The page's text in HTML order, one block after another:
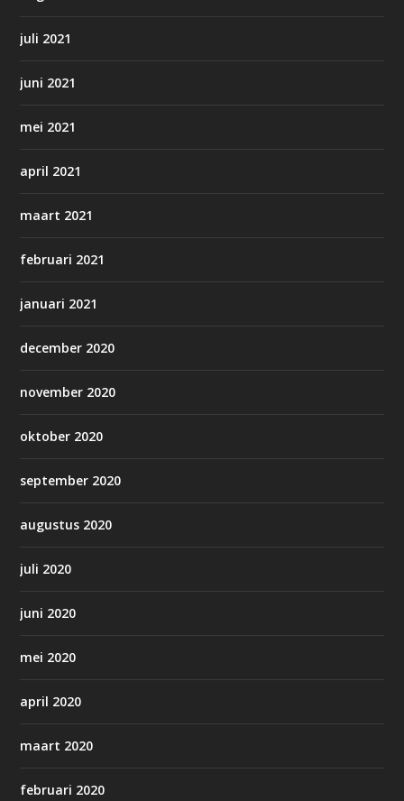
juli 2021
juni 2021
mei 2021
april 2021
maart 2021
februari 2021
januari 2021
december 2020
november 2020
oktober 2020
september 2020
augustus 2020
juli 2020
juni 2020
mei 2020
april 2020
maart 2020
februari 2020